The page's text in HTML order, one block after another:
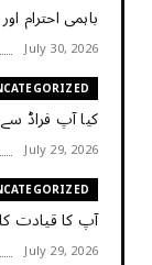
باہمی احترام
July 30, 2026
کیا آپ فراڈ
July 29, 2026
آپ کا قیادت کا
July 29, 2026